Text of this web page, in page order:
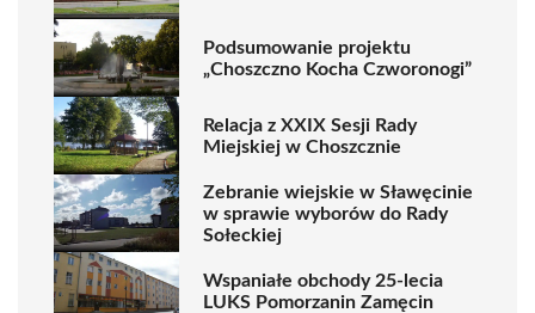
Podsumowanie projektu
„Choszczno Kocha Czworonogi”
Relacja z XXIX Sesji Rady
Miejskiej w Choszcznie
Zebranie wiejskie w Sławęcinie
w sprawie wyborów do Rady
Sołeckiej
Wspaniałe obchody 25-lecia
LUKS Pomorzanin Zamęcin